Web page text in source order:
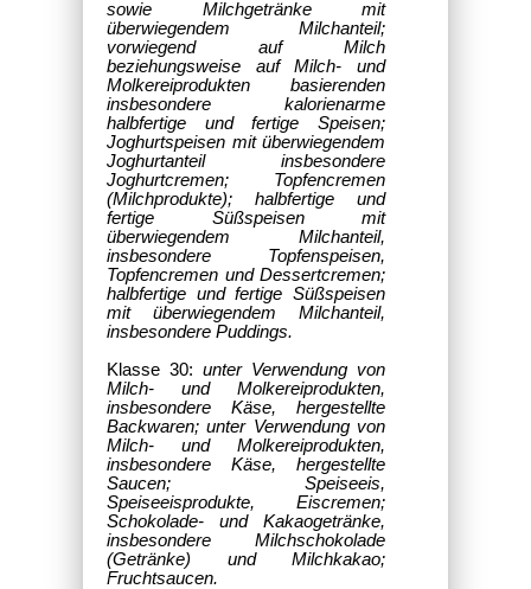
sowie Milchgetränke mit
überwiegendem Milchanteil;
vorwiegend auf Milch
beziehungsweise auf Milch- und
Molkereiprodukten basierenden
insbesondere kalorienarme
halbfertige und fertige Speisen;
Joghurtspeisen mit überwiegendem
Joghurtanteil insbesondere
Joghurtcremen; Topfencremen
(Milchprodukte); halbfertige und
fertige Süßspeisen mit
überwiegendem Milchanteil,
insbesondere Topfenspeisen,
Topfencremen und Dessertcremen;
halbfertige und fertige Süßspeisen
mit überwiegendem Milchanteil,
insbesondere Puddings.
Klasse 30: unter Verwendung von
Milch- und Molkereiprodukten,
insbesondere Käse, hergestellte
Backwaren; unter Verwendung von
Milch- und Molkereiprodukten,
insbesondere Käse, hergestellte
Saucen; Speiseeis,
Speiseeisprodukte, Eiscremen;
Schokolade- und Kakaogetränke,
insbesondere Milchschokolade
(Getränke) und Milchkakao;
Fruchtsaucen.